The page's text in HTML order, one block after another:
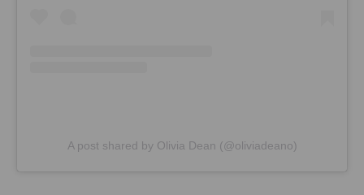
A post shared by Olivia Dean (@oliviadeano)